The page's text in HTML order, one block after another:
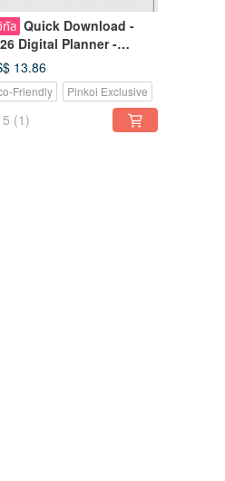
ล Quick Download -
Digital Planner -
& Sunday Start -
Realm Light &
- Bonus: End of
13.86
Friendly Pinkoi Exclusive
5 (1)